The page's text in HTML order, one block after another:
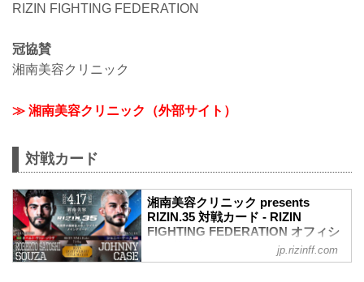
RIZIN FIGHTING FEDERATION
冠協賛
湘南美容クリニック
≫ 湘南美容クリニック（外部サイト）
対戦カード
湘南美容クリニック presents
RIZIN.35 対戦カード - RIZIN
FIGHTING FEDERATION オフィシ
jp.rizinff.com